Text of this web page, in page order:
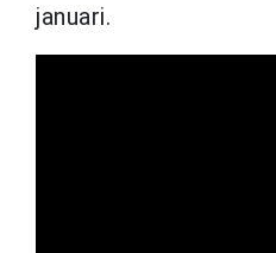
januari.